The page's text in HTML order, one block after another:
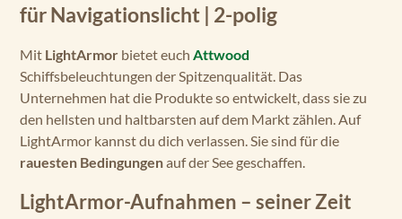
für Navigationslicht | 2-polig
Mit LightArmor bietet euch Attwood
Schiffsbeleuchtungen der Spitzenqualität. Das
Unternehmen hat die Produkte so entwickelt, dass sie zu
den hellsten und haltbarsten auf dem Markt zählen. Auf
LightArmor kannst du dich verlassen. Sie sind für die
rauesten Bedingungenauf der See geschaffen.
LightArmor-Aufnahmen – seiner Zeit